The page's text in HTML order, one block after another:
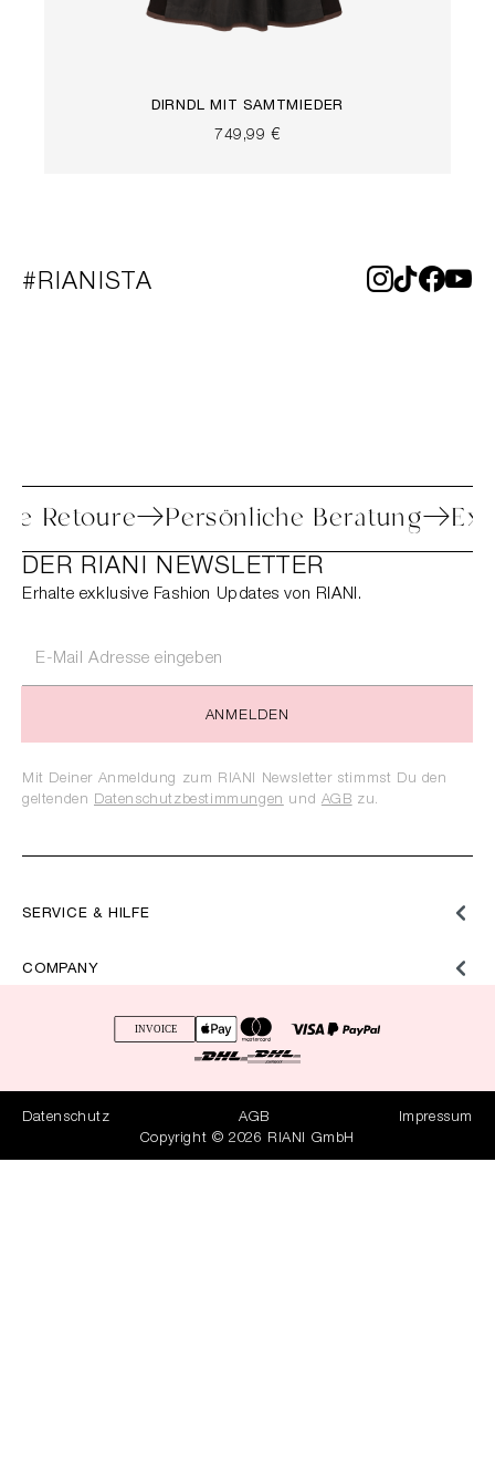
DIRNDL MIT SAMTMIEDER
749,99 €
#RIANISTA
Retoure Persönliche Beratung
SERVICE & HILFE
COMPANY
DER RIANI NEWSLETTER
Erhalte exklusive Fashion Updates von RIANI.
ANMELDEN
Mit Deiner Anmeldung zum RIANI Newsletter stimmst Du den
geltenden Datenschutzbestimmungen und AGB zu.
Datenschutz AGB
Impressum
Copyright © 2026 RIANI GmbH